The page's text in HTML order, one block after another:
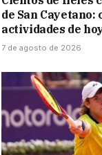
de San Cayetano:
actividades de
7 de agosto de 2026